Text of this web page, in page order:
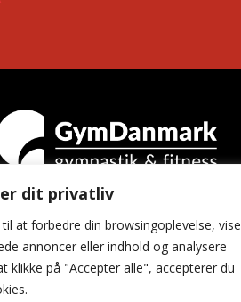
dit privatliv
at forbedre din browsingoplevelse, vise
annoncer eller indhold og analysere
klikke på "Accepter alle", accepterer du
Hus
Stadion 20
Brøndby